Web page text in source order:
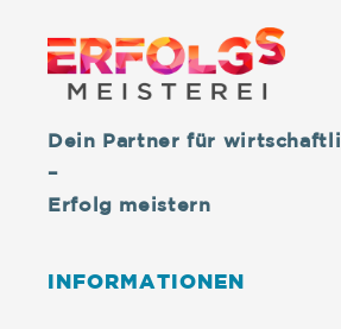
Dein Partner für
–
Erfolg meistern
INFORMATIONEN